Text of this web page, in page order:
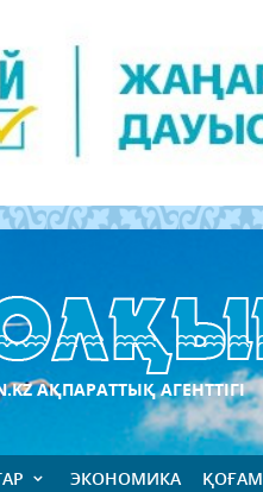
АҚПАРАТТЫҚ АГЕНТТІГІ
ЭКОНОМИКА ҚОҒАМ